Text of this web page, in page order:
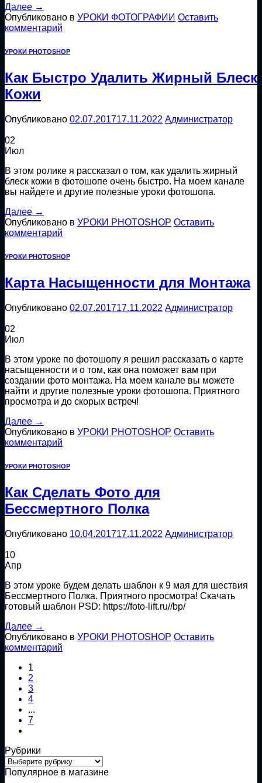
Далее →
Опубликовано в УРОКИ ФОТОГРАФИИ Оставить
комментарий
УРОКИ PHOTOSHOP
Как Быстро Удалить Жирный Блеск
Кожи
Опубликовано 02.07.201717.11.2022 Администратор
02
Июл
В этом ролике я рассказал о том, как удалить жирный
блеск кожи в фотошопе очень быстро. На моем канале
вы найдете и другие полезные уроки фотошопа.
Далее →
Опубликовано в УРОКИ PHOTOSHOP Оставить
комментарий
УРОКИ PHOTOSHOP
Карта Насыщенности для Монтажа
Опубликовано 02.07.201717.11.2022 Администратор
02
Июл
В этом уроке по фотошопу я решил рассказать о карте
насыщенности и о том, как она поможет вам при
создании фото монтажа. На моем канале вы можете
найти и другие полезные уроки фотошопа. Приятного
просмотра и до скорых встреч!
Далее →
Опубликовано в УРОКИ PHOTOSHOP Оставить
комментарий
УРОКИ PHOTOSHOP
Как Сделать Фото для
Бессмертного Полка
Опубликовано 10.04.201717.11.2022 Администратор
10
Апр
В этом уроке будем делать шаблон к 9 мая для шествия
Бессмертного Полка. Приятного просмотра! Скачать
готовый шаблон PSD: https://foto-lift.ru//bp/
Далее →
Опубликовано в УРОКИ PHOTOSHOP Оставить
комментарий
1
2
3
4
...
7
Рубрики
Рубрики
Популярное в магазине